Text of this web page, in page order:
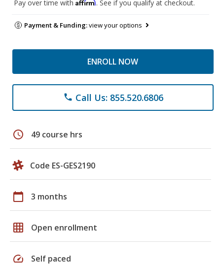
Pay over time with Affirm. See if you qualify at checkout.
Payment & Funding:view your options
ENROLL NOW
phone Call Us: 855.520.6806
schedule 49 course hrs
Code ES-GES2190
calendar_today 3 months
grid_on Open enrollment
speed Self paced